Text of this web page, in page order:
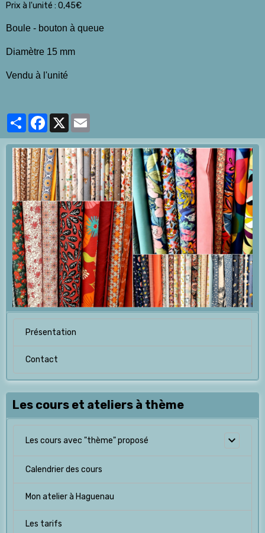
Prix à l'unité : 0,45€
Boule - bouton à queue
Diamètre 15 mm
Vendu à l'unité
PartagerFacebook
Présentation
Contact
Les cours et ateliers à thème
Les cours avec "thème" proposé
Calendrier des cours
Mon atelier à Haguenau
Les tarifs